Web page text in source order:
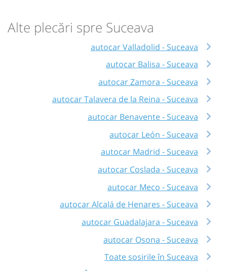
Alte plecări spre Suceava
autocar Valladolid - Suceava
autocar Balisa - Suceava
autocar Zamora - Suceava
autocar Talavera de la Reina - Suceava
autocar Benavente - Suceava
autocar León - Suceava
autocar Madrid - Suceava
autocar Coslada - Suceava
autocar Meco - Suceava
autocar Alcalá de Henares - Suceava
autocar Guadalajara - Suceava
autocar Osona - Suceava
Toate sosirile în Suceava